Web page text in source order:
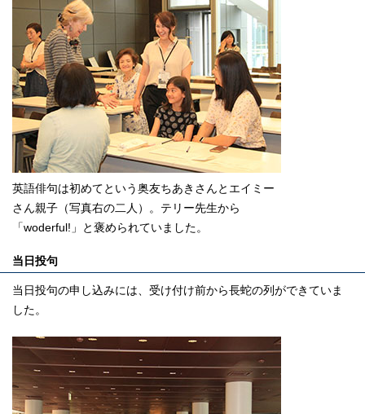
英語俳句は初めてという奥友ちあきさんとエイミー
さん親子（写真右の二人）。テリー先生から
「woderful!」と褒められていました。
当日投句
当日投句の申し込みには、受け付け前から長蛇の列ができていま
した。